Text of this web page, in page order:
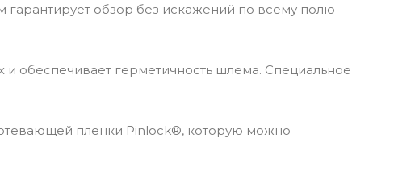
гарантирует обзор без искажений по всему полю
обеспечивает герметичность шлема. Специальное
пленки Pinlock®, которую можно